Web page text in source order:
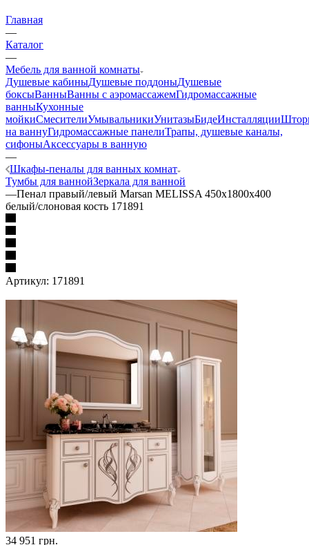
Главная
—
Каталог
—
Мебель для ванной комнаты
Душевые кабиныДушевые поддоныДушевые
боксыВанныВанны с аэромассажемГидромассажные
ванныКухонные
мойкиСмесителиУмывальникиУнитазыБидеИнсталляции
на ваннуГидромассажные панелиТрапы, душевые каналы,
сифоныАксессуары в ванную
—
Шкафы-пеналы для ванных комнат
Тумбы для ваннойЗеркала для ванной
—Пенал правый/левый Marsan MELISSA 450x1800x400
белый/слоновая кость 171891
Артикул: 171891
34 951 грн.